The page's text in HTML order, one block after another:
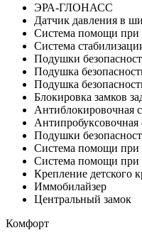
ЭРА-ГЛОНАСС
Датчик давления в
Система помощи при
Система
Подушки
Подушка
Подушка
Блокировка замков
Антиблокировочная
Антипробуксовочная
Подушки
Система помощи при
Система помощи
Крепление детского
Иммобилайзер
Центральный замок
Комфорт